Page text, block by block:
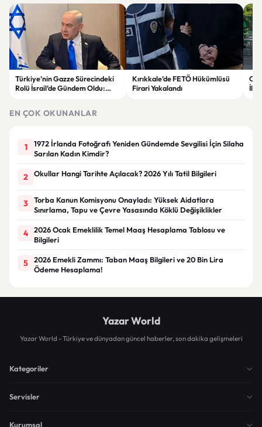
Türkiye’nin Gazze Sürecindeki
Rolü İsrail’de Gündem Oldu:
Kırıkkale’de FETÖ Hükümlüsü
Firari Yakalandı
EN ÇOK OKUNANLAR
1
1972 İrlanda Fotoğrafı Yeniden Gündemde Sevgilisi İçin Silaha
Sarılan Kadın Kimdir?
2 Okullar Hangi Tarihte Açılacak? 2026 Yılı Tatil Bilgileri
3
Torba Kanun Komisyonu Onayladı: Yüksek Aidatlara
Sınırlama, Tapu ve Çevre Yasasında Köklü Değişiklikler
4
2026 Ocak Emeklilik Temel Maaş Hesaplama Tablosu ve
Bilgileri
5
2026 Emekli Zammı: Taban Maaş Bilgileri ve 20 Bin Lira
Ödeme Hesaplama!
Yazar World
Yazar World - Türkiye ve dünyadan güncel haberler, son dakika gelişmeleri
Kategoriler
Servisler
Kurumsal